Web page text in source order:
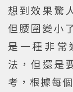
想到效果驚
但腰圍變小
是一種非常
法，但還是
考，根據每